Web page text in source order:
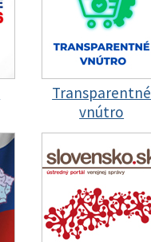
Transparentné
vnútro